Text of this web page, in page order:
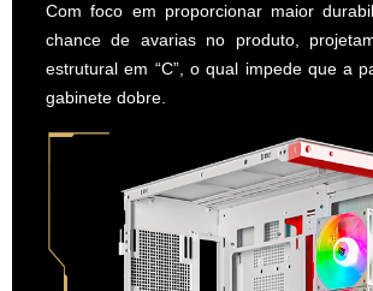
Com foco em proporcionar maior
chance de avarias no produto,
estrutural em “C”, o qual impede que a
gabinete dobre.